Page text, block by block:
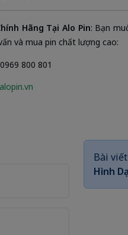
Hãng Tại Alo Pin: Bạn
và mua pin chất lượng cao:
800 801
Bài viết
Hình